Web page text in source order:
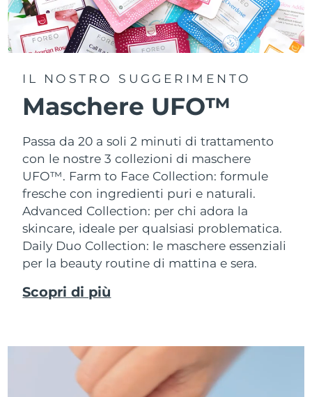
IL NOSTRO SUGGERIMENTO
Maschere UFO™
Passa da 20 a soli 2 minuti di trattamento
con le nostre 3 collezioni di maschere
UFO™. Farm to Face Collection: formule
fresche con ingredienti puri e naturali.
Advanced Collection: per chi adora la
skincare, ideale per qualsiasi problematica.
Daily Duo Collection: le maschere essenziali
per la beauty routine di mattina e sera.
Scopri di più